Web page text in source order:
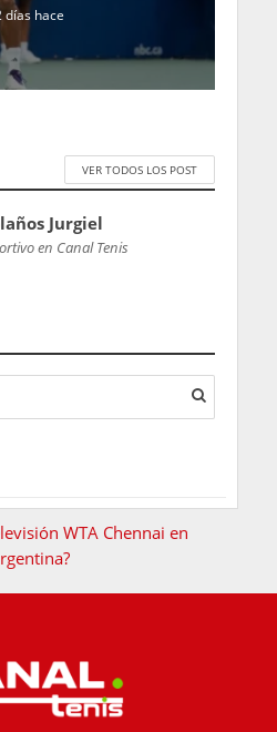
días hace
VER TODOS LOS POST
Jurgiel
en Canal Tenis
WTA Chennai en